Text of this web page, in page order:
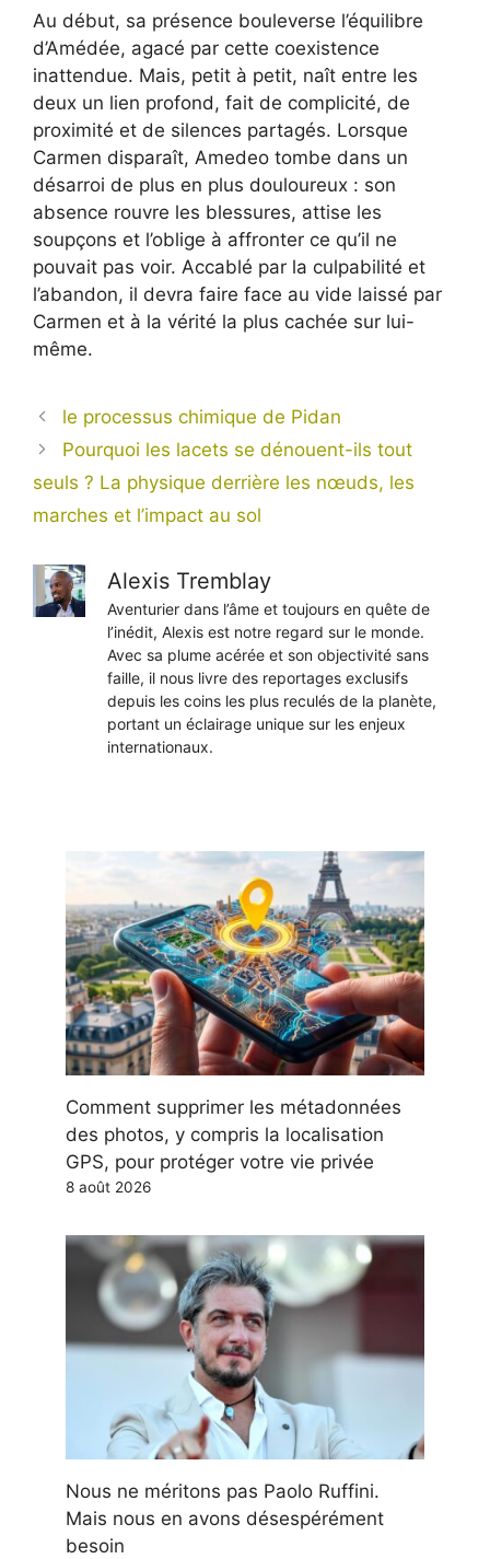
Au début, sa présence bouleverse l’équilibre
d’Amédée, agacé par cette coexistence
inattendue. Mais, petit à petit, naît entre les
deux un lien profond, fait de complicité, de
proximité et de silences partagés. Lorsque
Carmen disparaît, Amedeo tombe dans un
désarroi de plus en plus douloureux : son
absence rouvre les blessures, attise les
soupçons et l’oblige à affronter ce qu’il ne
pouvait pas voir. Accablé par la culpabilité et
l’abandon, il devra faire face au vide laissé par
Carmen et à la vérité la plus cachée sur lui-
même.
le processus chimique de Pidan
Pourquoi les lacets se dénouent-ils tout
seuls ? La physique derrière les nœuds, les
marches et l’impact au sol
Alexis Tremblay
Aventurier dans l’âme et toujours en quête de
l’inédit, Alexis est notre regard sur le monde.
Avec sa plume acérée et son objectivité sans
faille, il nous livre des reportages exclusifs
depuis les coins les plus reculés de la planète,
portant un éclairage unique sur les enjeux
internationaux.
Comment supprimer les métadonnées
des photos, y compris la localisation
GPS, pour protéger votre vie privée
8 août 2026
Nous ne méritons pas Paolo Ruffini.
Mais nous en avons désespérément
besoin